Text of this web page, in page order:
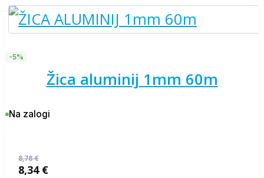
-5%
žica aluminij 1mm 60m
Na zalogi
8,78€
8,34 €